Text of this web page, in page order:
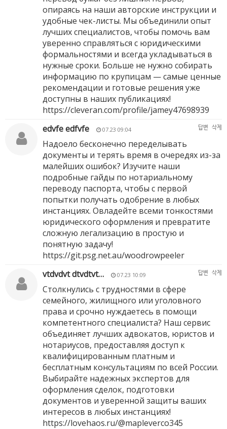
опираясь на наши авторские инструкции и
удобные чек-листы. Мы объединили опыт
лучших специалистов, чтобы помочь вам
уверенно справляться с юридическими
формальностями и всегда укладываться в
нужные сроки. Больше не нужно собирать
информацию по крупицам — самые ценные
рекомендации и готовые решения уже
доступны в наших публикациях!
https://cleveran.com/profile/jamey47698939
edvfe edfvfe
07.23 09:04 답변 삭제
Надоело бесконечно переделывать
документы и терять время в очередях из-за
малейших ошибок? Изучите наши
подробные гайды по нотариальному
переводу паспорта, чтобы с первой
попытки получать одобрение в любых
инстанциях. Овладейте всеми тонкостями
юридического оформления и превратите
сложную легализацию в простую и
понятную задачу!
https://git.psg.net.au/woodrowpeeler
vtdvdvt dtvdtvt…
07.23 10:09 답변 삭제
Столкнулись с трудностями в сфере
семейного, жилищного или уголовного
права и срочно нуждаетесь в помощи
компетентного специалиста? Наш сервис
объединяет лучших адвокатов, юристов и
нотариусов, предоставляя доступ к
квалифицированным платным и
бесплатным консультациям по всей России.
Выбирайте надежных экспертов для
оформления сделок, подготовки
документов и уверенной защиты ваших
интересов в любых инстанциях!
https://lovehaos.ru/@mapleverco345